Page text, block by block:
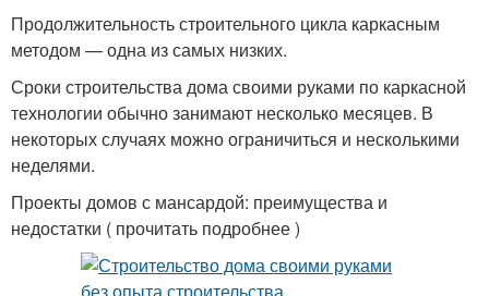
Продолжительность строительного цикла каркасным
методом — одна из самых низких.
Сроки строительства дома своими руками по каркасной
технологии обычно занимают несколько месяцев. В
некоторых случаях можно ограничиться и несколькими
неделями.
Проекты домов с мансардой: преимущества и
недостатки ( прочитать подробнее )